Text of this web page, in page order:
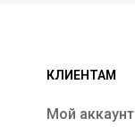
КЛИЕНТАМ
Мой аккаунт